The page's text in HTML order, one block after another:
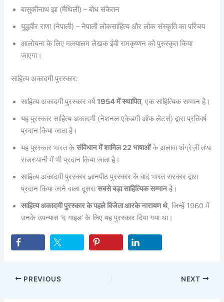
बासुकीनाथ झा (मैथिली) – बोध संकेतन
युद्धवीर राणा (नेपाली) – नेपाली लोकसाहित्य और लोक संस्कृति का परिचय
आलोचना के लिए मलयालम लेखक ईवी रामकृष्णन को पुरुस्कृत किया
जाएगा।
साहित्य अकादमी पुरस्कार:
साहित्य अकादमी पुरस्कार वर्ष1954 में स्थापित, एक साहित्यिक सम्मान है।
यह पुरस्कार साहित्य अकादमी (नेशनल एकेडमी ऑफ लेटर्स) द्वारा प्रतिवर्ष
प्रदान किया जाता है।
यह पुरस्कार भारत केसंविधान में शामिल 22 भाषाओंके अलावा अंग्रेज़ी तथा
राजस्थानी में भी प्रदान किया जाता है।
साहित्य अकादमी पुरस्कार ज्ञानपीठ पुरस्कार के बाद भारत सरकार द्वारा
प्रदान किया जाने वाला दूसरासबसे बड़ा साहित्यिक सम्मानहै।
साहित्य अकादमी पुरस्कार के पहले विजेता आरके नारायण थे, जिन्हें 1960 में
उनके उपन्यास ‘द गाइड’ के लिए यह पुरस्कार दिया गया था।
PREVIOUS NEXT